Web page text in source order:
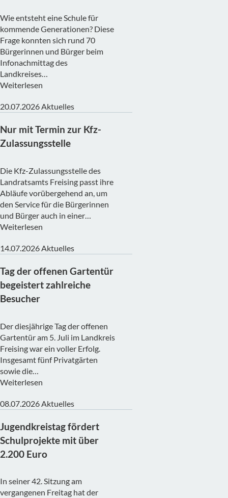
Wie entsteht eine Schule für
kommende Generationen? Diese
Frage konnten sich rund 70
Bürgerinnen und Bürger beim
Infonachmittag des
Landkreises…
Weiterlesen
20.07.2026Aktuelles
Nur mit Termin zur Kfz-
Zulassungsstelle
Die Kfz-Zulassungsstelle des
Landratsamts Freising passt ihre
Abläufe vorübergehend an, um
den Service für die Bürgerinnen
und Bürger auch in einer…
Weiterlesen
14.07.2026Aktuelles
Tag der offenen Gartentür
begeistert zahlreiche
Besucher
Der diesjährige Tag der offenen
Gartentür am 5. Juli im Landkreis
Freising war ein voller Erfolg.
Insgesamt fünf Privatgärten
sowie die…
Weiterlesen
08.07.2026 Aktuelles
Jugendkreistag fördert
Schulprojekte mit über
2.200 Euro
In seiner 42. Sitzung am
vergangenen Freitag hat der